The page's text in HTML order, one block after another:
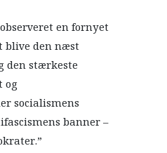
en fornyet
blive den næst
den stærkeste
og
socialismens
banner –